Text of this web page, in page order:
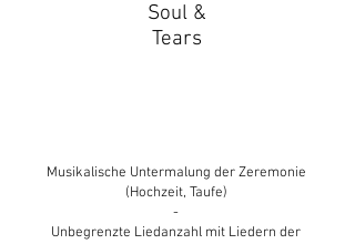
Soul &
Tears
Musikalische Untermalung der Zeremonie
(Hochzeit, Taufe)
-
Unbegrenzte Liedanzahl mit Liedern der